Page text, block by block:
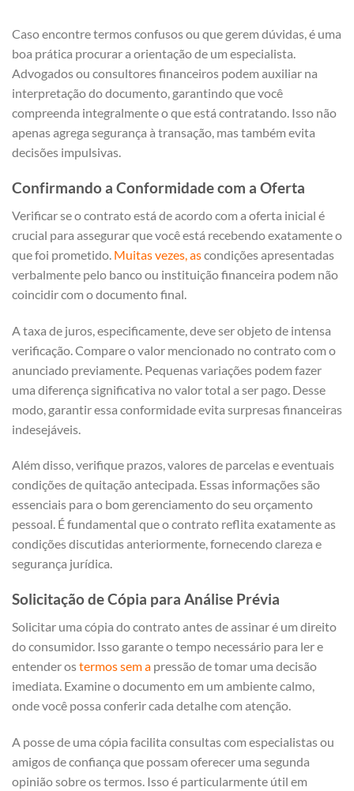
Caso encontre termos confusos ou que gerem dúvidas, é uma
boa prática procurar a orientação de um especialista.
Advogados ou consultores financeiros podem auxiliar na
interpretação do documento, garantindo que você
compreenda integralmente o que está contratando. Isso não
apenas agrega segurança à transação, mas também evita
decisões impulsivas.
Confirmando a Conformidade com a Oferta
Verificar se o contrato está de acordo com a oferta inicial é
crucial para assegurar que você está recebendo exatamente o
que foi prometido. Muitas vezes, ascondições apresentadas
verbalmente pelo banco ou instituição financeira podem não
coincidir com o documento final.
A taxa de juros, especificamente, deve ser objeto de intensa
verificação. Compare o valor mencionado no contrato com o
anunciado previamente. Pequenas variações podem fazer
uma diferença significativa no valor total a ser pago. Desse
modo, garantir essa conformidade evita surpresas financeiras
indesejáveis.
Além disso, verifique prazos, valores de parcelas e eventuais
condições de quitação antecipada. Essas informações são
essenciais para o bom gerenciamento do seu orçamento
pessoal. É fundamental que o contrato reflita exatamente as
condições discutidas anteriormente, fornecendo clareza e
segurança jurídica.
Solicitação de Cópia para Análise Prévia
Solicitar uma cópia do contrato antes de assinar é um direito
do consumidor. Isso garante o tempo necessário para ler e
entender ostermos sem a pressão de tomar uma decisão
imediata. Examine o documento em um ambiente calmo,
onde você possa conferir cada detalhe com atenção.
A posse de uma cópia facilita consultas com especialistas ou
amigos de confiança que possam oferecer uma segunda
opinião sobre os termos. Isso é particularmente útil em